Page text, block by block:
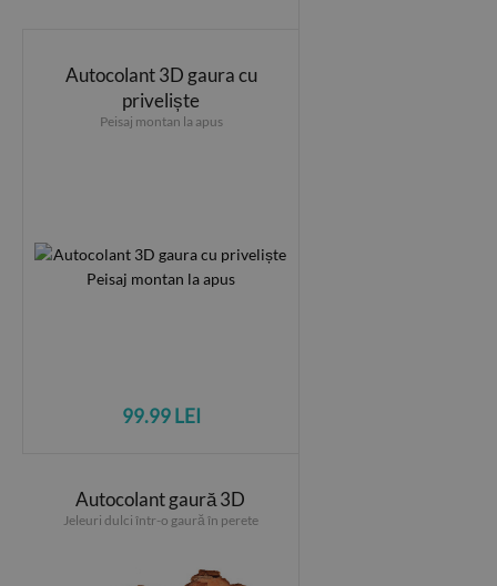
Autocolant 3D gaura cu
priveliște
Peisaj montan la apus
99.99 LEI
Autocolant gaură 3D
Jeleuri dulci într-o gaură în perete